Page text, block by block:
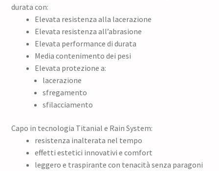
durata con:
Elevata resistenza alla lacerazione
Elevata resistenza all’abrasione
Elevata performance di durata
Media contenimento dei pesi
Elevata protezione a:
lacerazione
sfregamento
sfilacciamento
Capo in tecnologia Titanial e Rain System:
resistenza inalterata nel tempo
effetti estetici innovativi e comfort
leggero e traspirante con tenacità senza paragoni